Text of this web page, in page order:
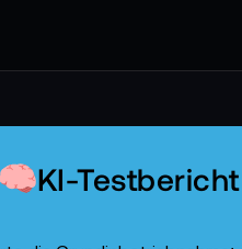
KI-Testbericht